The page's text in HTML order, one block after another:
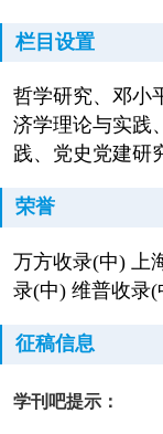
栏目设置
哲学研究、邓小
济学理论与实践
践、党史党建研
荣誉
万方收录(中) 上
录(中) 维普收录(
征稿信息
学刊吧提示：